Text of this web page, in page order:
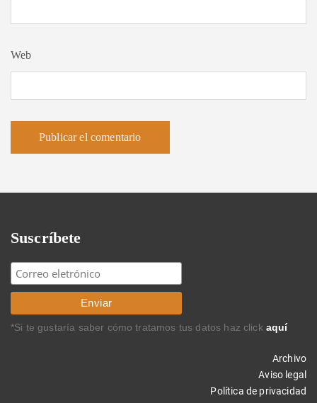
Web
Suscríbete
*Si te gustaría saber cómo tratamos tus datos haz click aquí
Archivo
Aviso legal
Política de privacidad